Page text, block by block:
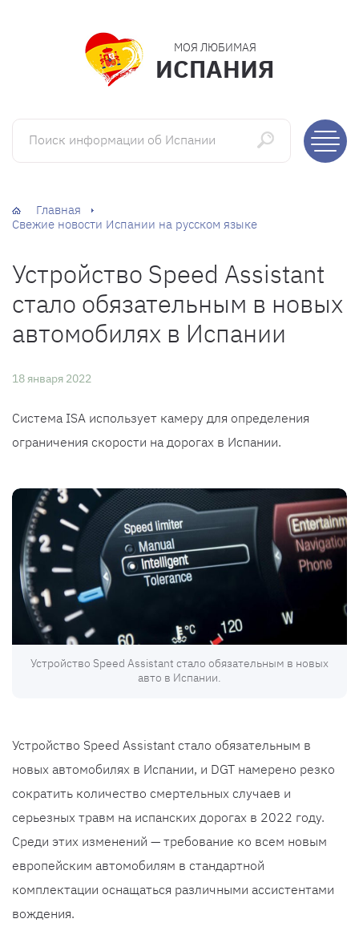
МОЯ ЛЮБИМАЯ
ИСПАНИЯ
Поиск информации об Испании
Главная
Свежие новости Испании на русском языке
Устройство Speed Assistant
стало обязательным в новых
автомобилях в Испании
18 января 2022
Система ISA использует камеру для определения
ограничения скорости на дорогах в Испании.
Устройство Speed Assistant стало обязательным в новых
авто в Испании.
Устройство Speed Assistant стало обязательным в
новых автомобилях в Испании, и DGT намерено резко
сократить количество смертельных случаев и
серьезных травм на испанских дорогах в 2022 году.
Среди этих изменений — требование ко всем новым
европейским автомобилям в стандартной
комплектации оснащаться различными ассистентами
вождения.